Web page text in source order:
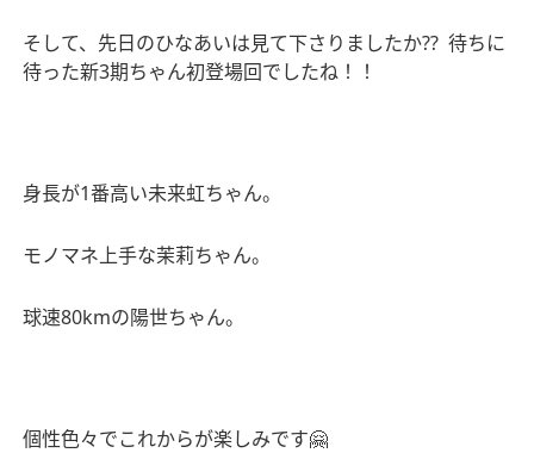
そして、先日のひなあいは見て下さりましたか?? 待ちに
待った新3期ちゃん初登場回でしたね！！
身長が1番高い未来虹ちゃん。
モノマネ上手な茉莉ちゃん。
球速80kmの陽世ちゃん。
個性色々でこれからが楽しみです🤗